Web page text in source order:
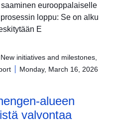
eurooppalaiselle
loppu: Se on alku
E
New initiatives and milestones,
Monday, March 16, 2026
alueen
valvontaa